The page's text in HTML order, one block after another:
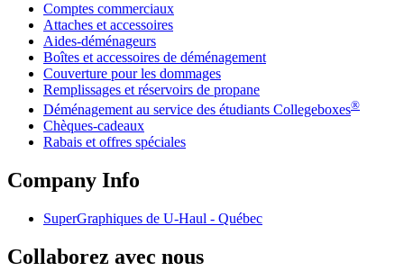
Comptes commerciaux
Attaches et accessoires
Aides-déménageurs
Boîtes et accessoires de déménagement
Couverture pour les dommages
Remplissages et réservoirs de propane
Déménagement au service des étudiants Collegeboxes®
Chèques-cadeaux
Rabais et offres spéciales
Company Info
SuperGraphiques de U-Haul - Québec
Collaborez avec nous